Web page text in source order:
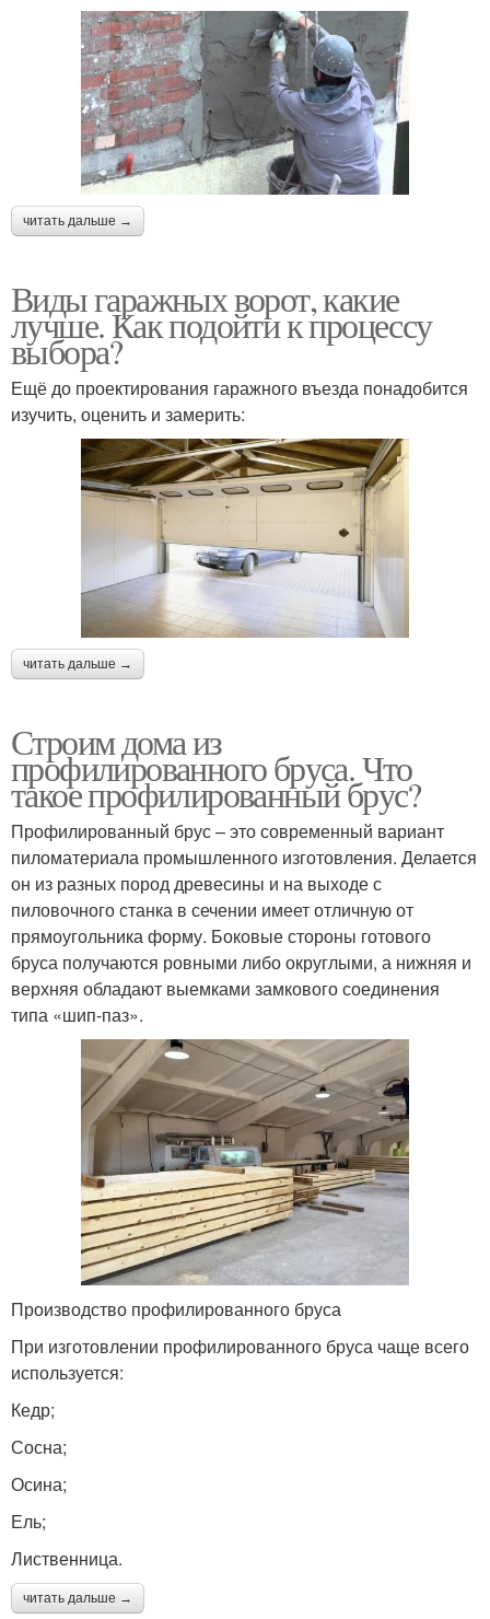
читать дальше →
Виды гаражных ворот, какие
лучше. Как подойти к процессу
выбора?
Ещё до проектирования гаражного въезда понадобится
изучить, оценить и замерить:
читать дальше →
Строим дома из
профилированного бруса. Что
такое профилированный брус?
Профилированный брус – это современный вариант
пиломатериала промышленного изготовления. Делается
он из разных пород древесины и на выходе с
пиловочного станка в сечении имеет отличную от
прямоугольника форму. Боковые стороны готового
бруса получаются ровными либо округлыми, а нижняя и
верхняя обладают выемками замкового соединения
типа «шип-паз».
Производство профилированного бруса
При изготовлении профилированного бруса чаще всего
используется:
Кедр;
Сосна;
Осина;
Ель;
Лиственница.
читать дальше →